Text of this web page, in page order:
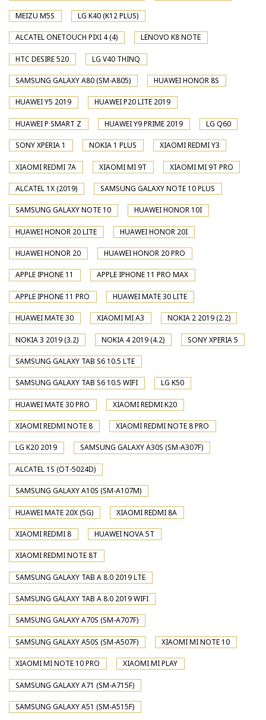
MEIZU M5S LG K40 (K12 PLUS)
ALCATEL ONETOUCH PIXI 4 (4) LENOVO K8 NOTE
HTC DESIRE 520 LG V40 THINQ
SAMSUNG GALAXY A80 (SM-A805) HUAWEI HONOR 8S
HUAWEI Y5 2019 HUAWEI P20 LITE 2019
HUAWEI P SMART Z HUAWEI Y9 PRIME 2019 LG Q60
SONY XPERIA 1 NOKIA 1 PLUS XIAOMI REDMI Y3
XIAOMI REDMI 7A XIAOMI MI 9T XIAOMI MI 9T PRO
ALCATEL 1X (2019) SAMSUNG GALAXY NOTE 10 PLUS
SAMSUNG GALAXY NOTE 10 HUAWEI HONOR 10I
HUAWEI HONOR 20 LITE HUAWEI HONOR 20I
HUAWEI HONOR 20 HUAWEI HONOR 20 PRO
APPLE IPHONE 11 APPLE IPHONE 11 PRO MAX
APPLE IPHONE 11 PRO HUAWEI MATE 30 LITE
HUAWEI MATE 30 XIAOMI MI A3 NOKIA 2 2019 (2.2)
NOKIA 3 2019 (3.2) NOKIA 4 2019 (4.2) SONY XPERIA 5
SAMSUNG GALAXY TAB S6 10.5 LTE
SAMSUNG GALAXY TAB S6 10.5 WIFI LG K50
HUAWEI MATE 30 PRO XIAOMI REDMI K20
XIAOMI REDMI NOTE 8 XIAOMI REDMI NOTE 8 PRO
LG K20 2019 SAMSUNG GALAXY A30S (SM-A307F)
ALCATEL 1S (OT-5024D)
SAMSUNG GALAXY A10S (SM-A107M)
HUAWEI MATE 20X (5G) XIAOMI REDMI 8A
XIAOMI REDMI 8 HUAWEI NOVA 5T
XIAOMI REDMI NOTE 8T
SAMSUNG GALAXY TAB A 8.0 2019 LTE
SAMSUNG GALAXY TAB A 8.0 2019 WIFI
SAMSUNG GALAXY A70S (SM-A707F)
SAMSUNG GALAXY A50S (SM-A507F) XIAOMI MI NOTE 10
XIAOMI MI NOTE 10 PRO XIAOMI MI PLAY
SAMSUNG GALAXY A71 (SM-A715F)
SAMSUNG GALAXY A51 (SM-A515F)